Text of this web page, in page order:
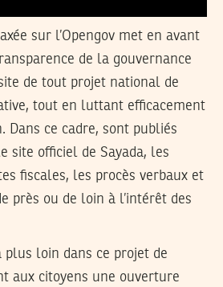
sur l’Opengov met en avant
de la gouvernance
de tout projet national de
tout en luttant efficacement
Dans ce cadre, sont publiés
site officiel de Sayada, les
fiscales, les procès verbaux et
près ou de loin à l’intérêt des
plus loin dans ce projet de
aux citoyens une ouverture